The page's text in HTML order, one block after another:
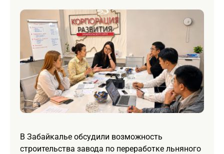
В Забайкалье обсудили возможность
строительства завода по переработке льняного